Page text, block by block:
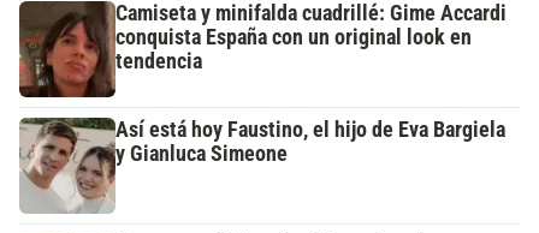
Camiseta y minifalda cuadrillé: Gime Accardi
conquista España con un original look en
tendencia
Así está hoy Faustino, el hijo de Eva Bargiela
y Gianluca Simeone